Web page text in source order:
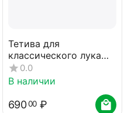
Тетива для
классического лука
52" белая
0.0
В наличии
69000 ₽